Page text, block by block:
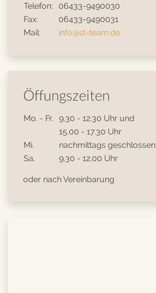
Telefon:
06433-9490030
Fax:
06433-9490031
Mail:
info@st-team.de
Öffungszeiten
Mo. - Fr.
9.30 - 12.30 Uhr und
15.00 - 17.30 Uhr
Mi.
nachmittags geschlossen
Sa.
9.30 - 12.00 Uhr
oder nach Vereinbarung